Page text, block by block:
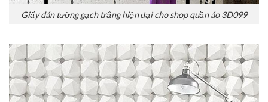
Giấy dán tường gạch trắng hiện đại cho shop quần áo 3D099